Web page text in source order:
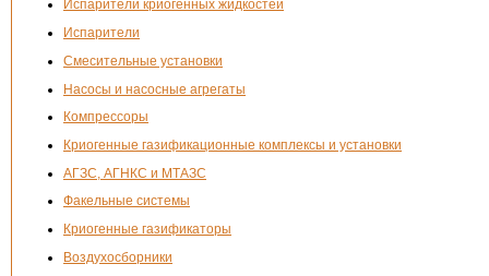
Испарители криогенных жидкостей
Испарители
Смесительные установки
Насосы и насосные агрегаты
Компрессоры
Криогенные газификационные комплексы и установки
АГЗС, АГНКС и МТАЗС
Факельные системы
Криогенные газификаторы
Воздухосборники